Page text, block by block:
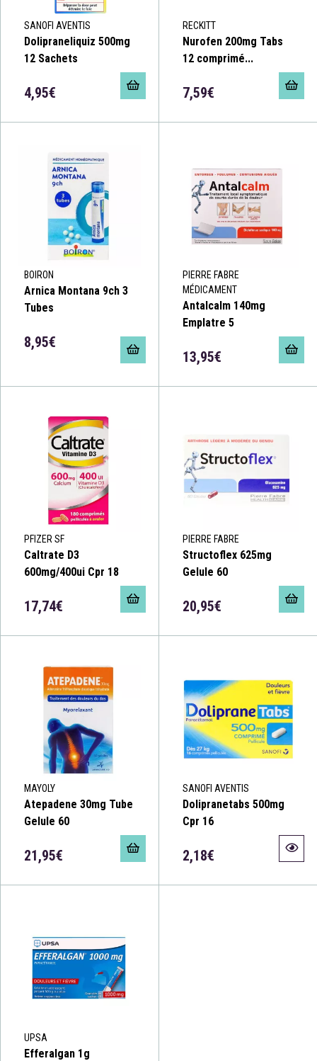
SANOFI AVENTIS
Dolipraneliquiz 500mg
12 Sachets
4,95€
RECKITT
Nurofen 200mg Tabs
12 comprimé...
7,59€
BOIRON
Arnica Montana 9ch 3
Tubes
8,95€
PIERRE FABRE
MÉDICAMENT
Antalcalm 140mg
Emplatre 5
13,95€
PFIZER SF
Caltrate D3
600mg/400ui Cpr 18
17,74€
PIERRE FABRE
Structoflex 625mg
Gelule 60
20,95€
MAYOLY
Atepadene 30mg Tube
Gelule 60
21,95€
SANOFI AVENTIS
Dolipranetabs 500mg
Cpr 16
2,18€
UPSA
Efferalgan 1g